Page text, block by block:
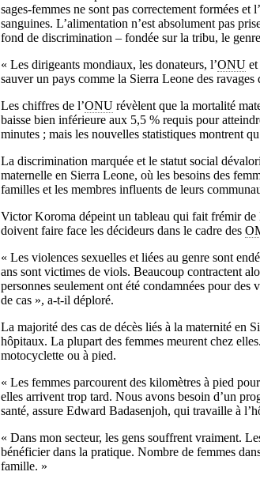
sages-femmes ne sont pas correctement formées
sanguines. L’alimentation n’est absolument pas
fond de discrimination – fondée sur la tribu, le
« Les dirigeants mondiaux, les donateurs, l’ONU
sauver un pays comme la Sierra Leone des
Les chiffres de l’ONU révèlent que la mortalité
baisse bien inférieure aux 5,5 % requis pour
minutes ; mais les nouvelles statistiques montrent
La discrimination marquée et le statut social
maternelle en Sierra Leone, où les besoins des
familles et les membres influents de leurs
Victor Koroma dépeint un tableau qui fait frémir de
doivent faire face les décideurs dans le cadre des
« Les violences sexuelles et liées au genre sont
ans sont victimes de viols. Beaucoup contractent
personnes seulement ont été condamnées pour
de cas », a-t-il déploré.
La majorité des cas de décès liés à la maternité en
hôpitaux. La plupart des femmes meurent chez
motocyclette ou à pied.
« Les femmes parcourent des kilomètres à pied
elles arrivent trop tard. Nous avons besoin d’un
santé, assure Edward Badasenjoh, qui travaille à
« Dans mon secteur, les gens souffrent vraiment.
bénéficier dans la pratique. Nombre de femmes
famille. »